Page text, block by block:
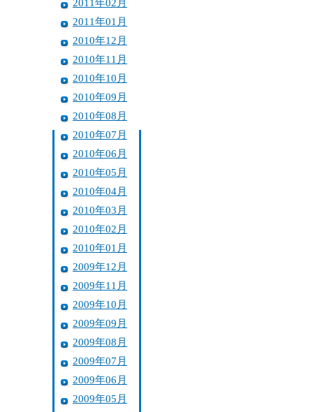
2011年02月
2011年01月
2010年12月
2010年11月
2010年10月
2010年09月
2010年08月
2010年07月
2010年06月
2010年05月
2010年04月
2010年03月
2010年02月
2010年01月
2009年12月
2009年11月
2009年10月
2009年09月
2009年08月
2009年07月
2009年06月
2009年05月